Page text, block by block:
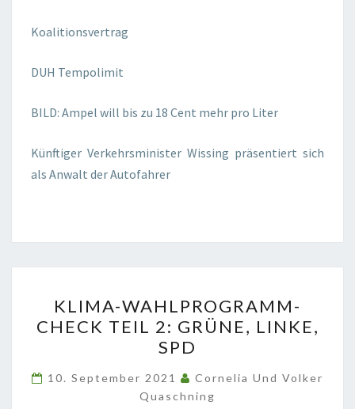
Koalitionsvertrag
DUH Tempolimit
BILD: Ampel will bis zu 18 Cent mehr pro Liter
Künftiger Verkehrsminister Wissing präsentiert sich
als Anwalt der Autofahrer
WAHLPROGRAMM-
CHECK
TEIL
2:
GRÜNE,
KLIMA-WAHLPROGRAMM-
CHECK TEIL 2: GRÜNE, LINKE,
SPD
10. September 2021
Cornelia Und Volker
Quaschning